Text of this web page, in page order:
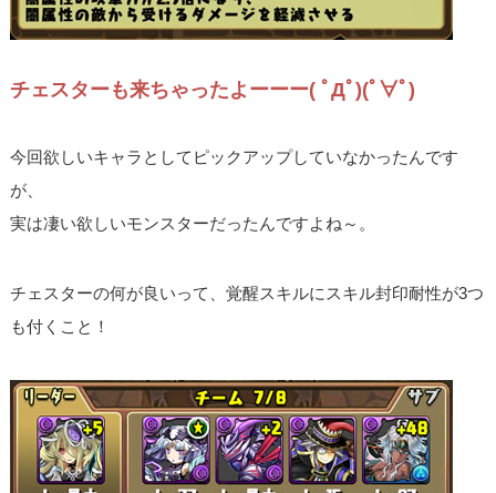
チェスターも来ちゃったよーーー( ﾟДﾟ)(ﾟ∀ﾟ)
今回欲しいキャラとしてピックアップしていなかったんです
が、
実は凄い欲しいモンスターだったんですよね～。
チェスターの何が良いって、覚醒スキルにスキル封印耐性が3つ
も付くこと！